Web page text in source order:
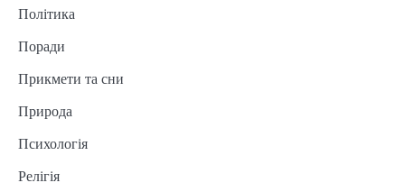
Політика
Поради
Прикмети та сни
Природа
Психологія
Релігія